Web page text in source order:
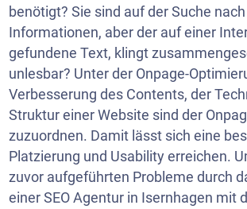
benötigt? Sie sind auf der Suche
Informationen, aber der auf einer
gefundene Text, klingt
unlesbar? Unter der Onpage-
Verbesserung des Contents, der
Struktur einer Website sind der
zuzuordnen. Damit lässt sich eine
Platzierung und Usability erreichen.
zuvor aufgeführten Probleme durch
einer SEO Agentur in Isernhagen mit